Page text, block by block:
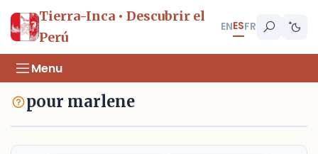
Tierra-Inca • Descubrir el
Perú
ENESFR
Menu
pour marlene